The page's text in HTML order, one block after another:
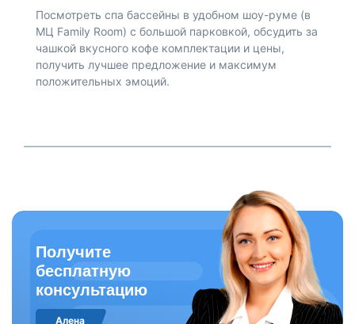
Получите
бесплатную
консультацию
Алена
Посмотреть спа бассейны в удобном шоу-руме (в
МЦ Family Room) с большой парковкой, обсудить за
чашкой вкусного кофе комплектации и цены,
получить лучшее предложение и максимум
положительных эмоций.